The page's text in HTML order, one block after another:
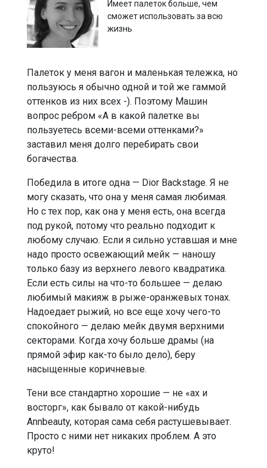
Имеет палеток больше, чем
сможет использовать за всю
жизнь
Палеток у меня вагон и маленькая тележка, но
пользуюсь я обычно одной и той же гаммой
оттенков из них всех -). Поэтому Машин
вопрос ребром «А в какой палетке вы
пользуетесь всеми-всеми оттенками?»
заставил меня долго перебирать свои
богачества.
Победила в итоге одна — Dior Backstage. Я не
могу сказать, что она у меня самая любимая.
Но с тех пор, как она у меня есть, она всегда
под рукой, потому что реально подходит к
любому случаю. Если я сильно уставшая и мне
надо просто освежающий мейк — наношу
только базу из верхнего левого квадратика.
Если есть силы на что-то большее — делаю
любимый макияж в рыже-оранжевых тонах.
Надоедает рыжий, но все еще хочу чего-то
спокойного — делаю мейк двумя верхними
секторами. Когда хочу больше драмы (на
прямой эфир как-то было дело), беру
насыщенные коричневые.
Тени все стандартно хорошие — не «ах и
восторг», как бывало от какой-нибудь
Annbeauty, которая сама себя растушевывает.
Просто с ними нет никаких проблем. А это
круто!